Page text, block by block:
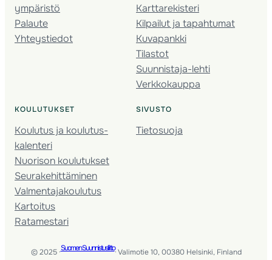
ympäristö
Palaute
Yhteystiedot
Karttarekisteri
Kilpailut ja tapahtumat
Kuvapankki
Tilastot
Suunnistaja-lehti
Verkkokauppa
KOULUTUKSET
Koulutus ja koulutus­
kalenteri
Nuorison koulutukset
Seura­kehittäminen
Valmentaja­koulutus
Kartoitus
Ratamestari
SIVUSTO
Tietosuoja
© 2025 ·Suomen Suunnistusliitto· Valimotie 10, 00380 Helsinki, Finland